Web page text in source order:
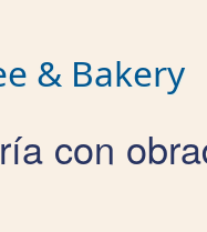
& Bakery
con